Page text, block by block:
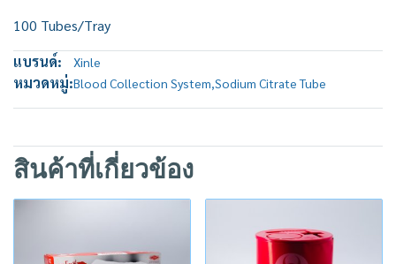
100 Tubes/Tray
แบรนด์:
Xinle
หมวดหมู่:Blood Collection System,Sodium Citrate Tube
สินค้าที่เกี่ยวข้อง